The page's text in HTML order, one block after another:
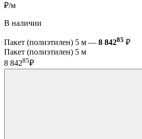
₽/м
В наличии
Пакет (полиэтилен) 5 м — 8 84285 ₽
Пакет (полиэтилен) 5 м
8 84285₽